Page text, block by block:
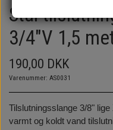
Stål
3/4"V 1,5
190,00 DKK
Varenummer: AS0031
Tilslutningsslange 3/8"
varmt og koldt vand